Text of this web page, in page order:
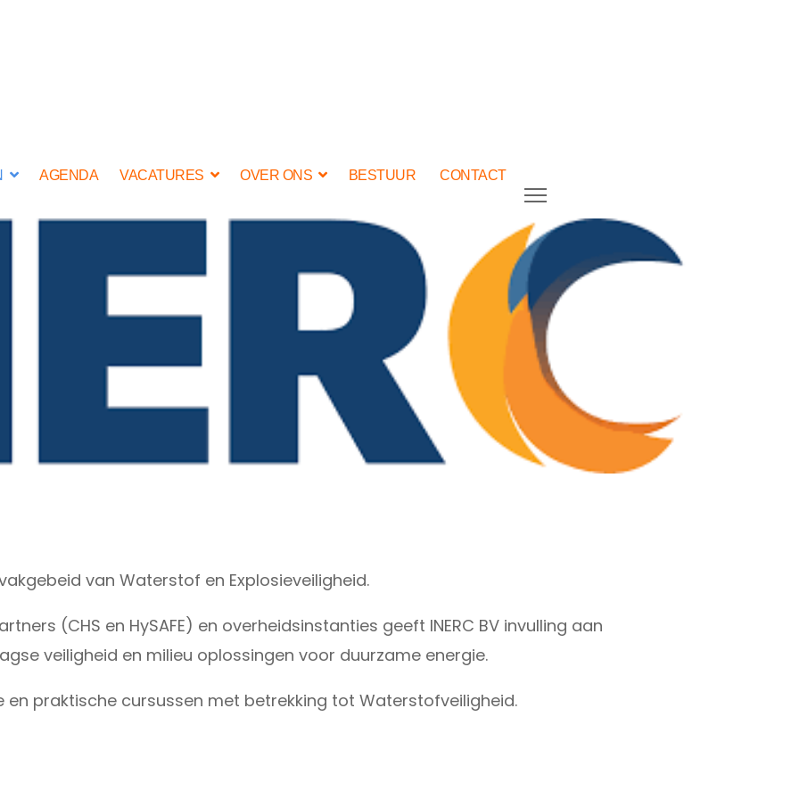
AGENDA VACATURES OVER ONS BESTUUR CONTACT
van Waterstof en Explosieveiligheid.
(CHS en HySAFE) en overheidsinstanties geeft INERC BV invulling aan
veiligheid en milieu oplossingen voor duurzame energie.
en praktische cursussen met betrekking tot Waterstofveiligheid.